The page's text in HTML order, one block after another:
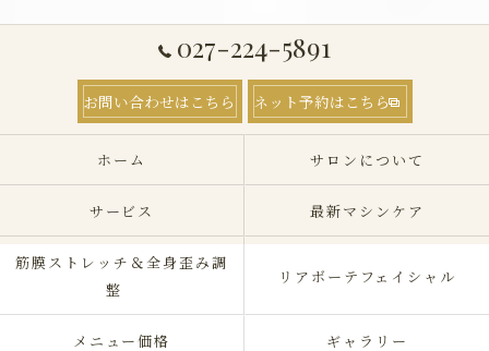
027-224-5891
お問い合わせはこちら ネット予約はこちら
ホーム サロンについて
サービス 最新マシンケア
筋膜ストレッチ＆全身歪み調
整
リアボーテフェイシャル
メニュー価格 ギャラリー